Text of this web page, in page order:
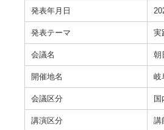
発表年月日
発表テーマ 実
会議名 朝
開催地名 岐
会議区分 国
講演区分 講